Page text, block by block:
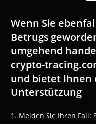
Wenn Sie
Betrugs
umgehend
crypto-
und bietet Ihnen
Unterstützung
1. Melden Sie Ihren Fall: